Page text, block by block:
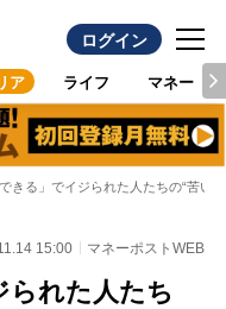
ログイン
ア ライフ マネー
できる」でイジられた人たちの“苦
15:00 マネーポストWEB
られた人たち